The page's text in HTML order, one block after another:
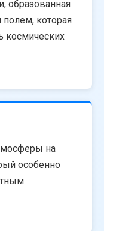
образованная
которая
космических
на
особенно